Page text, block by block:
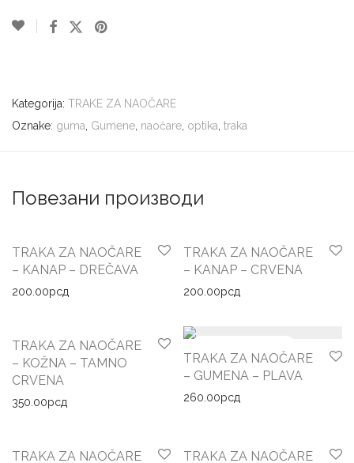
Kategorija: TRAKE ZA NAOČARE
Oznake: guma Gumene naočare optika traka
Повезани производи
TRAKA ZA NAOČARE
– KANAP – DREČAVA
200.00рсд
TRAKA ZA NAOČARE
– KANAP – CRVENA
200.00рсд
TRAKA ZA NAOČARE
– KOŽNA – TAMNO
CRVENA
350.00рсд
TRAKA ZA NAOČARE
– GUMENA – PLAVA
260.00рсд
TRAKA ZA NAOČARE TRAKA ZA NAOČARE